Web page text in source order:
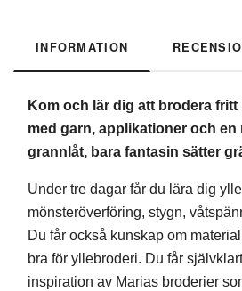
INFORMATION
Kom och lär dig att brodera
med garn, applikationer och en
grannlåt, bara fantasin sätter
Under tre dagar får du lära dig
mönsteröverföring, stygn,
Du får också kunskap om
bra för yllebroderi. Du får
inspiration av Marias broderier